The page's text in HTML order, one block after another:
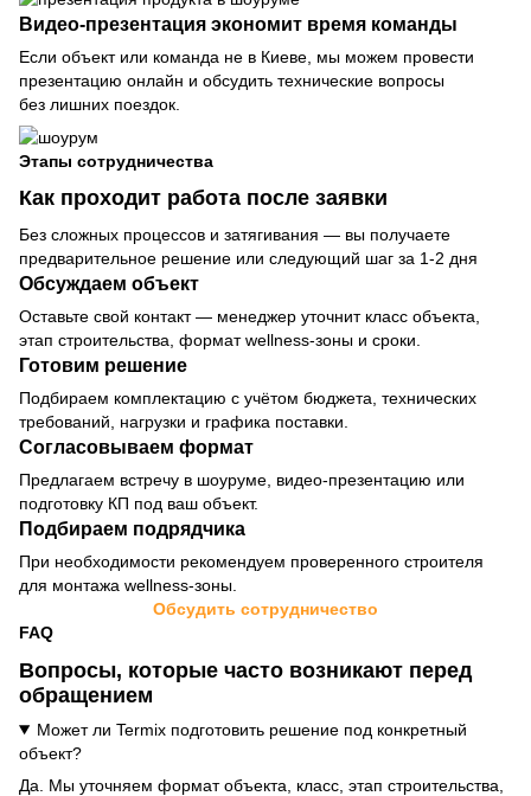
Видео-презентация экономит время команды
Если объект или команда не в Киеве, мы можем провести
презентацию онлайн и обсудить технические вопросы
без лишних поездок.
Этапы сотрудничества
Как проходит работа после заявки
Без сложных процессов и затягивания — вы получаете
предварительное решение или следующий шаг за 1-2 дня
Обсуждаем объект
Оставьте свой контакт — менеджер уточнит класс объекта,
этап строительства, формат wellness-зоны и сроки.
Готовим решение
Подбираем комплектацию с учётом бюджета, технических
требований, нагрузки и графика поставки.
Согласовываем формат
Предлагаем встречу в шоуруме, видео-презентацию или
подготовку КП под ваш объект.
Подбираем подрядчика
При необходимости рекомендуем проверенного строителя
для монтажа wellness-зоны.
Обсудить сотрудничество
FAQ
Вопросы, которые часто возникают перед
обращением
Может ли Termix подготовить решение под конкретный
объект?
Да. Мы уточняем формат объекта, класс, этап строительства,